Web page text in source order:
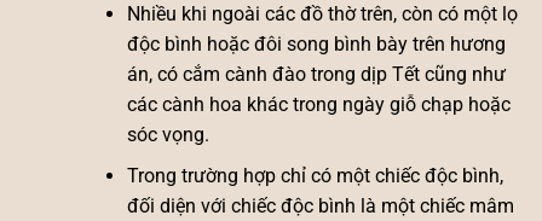
Nhiều khi ngoài các đồ thờ trên, còn có một lọ
độc bình hoặc đôi song bình bày trên hương
án, có cắm cành đào trong dịp Tết cũng như
các cành hoa khác trong ngày giỗ chạp hoặc
sóc vọng.
Trong trường hợp chỉ có một chiếc độc bình,
đối diện với chiếc độc bình là một chiếc mâm